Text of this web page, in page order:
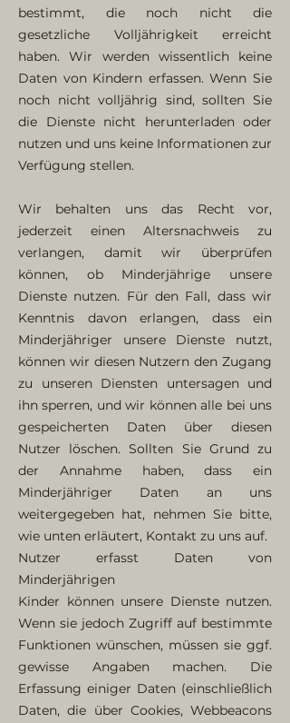
bestimmt, die noch nicht die
gesetzliche Volljährigkeit erreicht
haben. Wir werden wissentlich keine
Daten von Kindern erfassen. Wenn Sie
noch nicht volljährig sind, sollten Sie
die Dienste nicht herunterladen oder
nutzen und uns keine Informationen zur
Verfügung stellen.
Wir behalten uns das Recht vor,
jederzeit einen Altersnachweis zu
verlangen, damit wir überprüfen
können, ob Minderjährige unsere
Dienste nutzen. Für den Fall, dass wir
Kenntnis davon erlangen, dass ein
Minderjähriger unsere Dienste nutzt,
können wir diesen Nutzern den Zugang
zu unseren Diensten untersagen und
ihn sperren, und wir können alle bei uns
gespeicherten Daten über diesen
Nutzer löschen. Sollten Sie Grund zu
der Annahme haben, dass ein
Minderjähriger Daten an uns
weitergegeben hat, nehmen Sie bitte,
wie unten erläutert, Kontakt zu uns auf.
Nutzer erfasst Daten von
Minderjährigen
Kinder können unsere Dienste nutzen.
Wenn sie jedoch Zugriff auf bestimmte
Funktionen wünschen, müssen sie ggf.
gewisse Angaben machen. Die
Erfassung einiger Daten (einschließlich
Daten, die über Cookies, Webbeacons